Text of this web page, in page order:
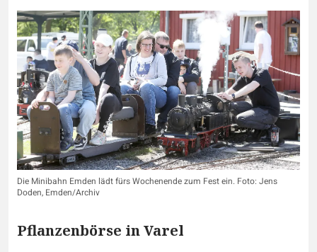
Die Minibahn Emden lädt fürs Wochenende zum Fest ein. Foto: Jens
Doden, Emden/Archiv
Pflanzenbörse in Varel